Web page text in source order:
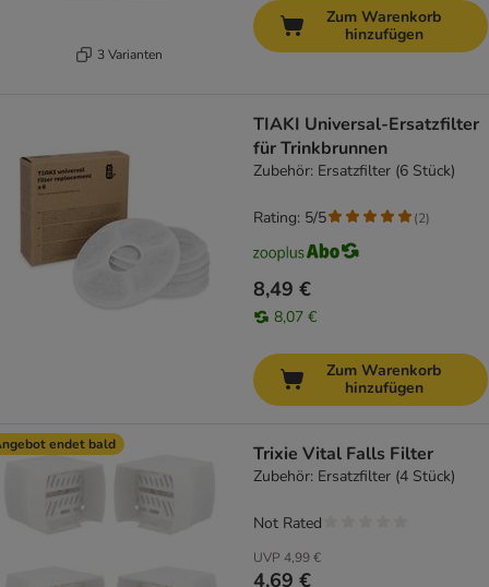
3 Varianten
Zum Warenkorb
hinzufügen
TIAKI Universal-Ersatzfilter
für Trinkbrunnen
Zubehör: Ersatzfilter (6 Stück)
8,49 €
8,07 €
Rating: 5/5 (2)
Zum Warenkorb
hinzufügen
endet bald Trixie Vital Falls Filter
Zubehör: Ersatzfilter (4 Stück)
UVP 4,99 €
4,69 €
Not Rated